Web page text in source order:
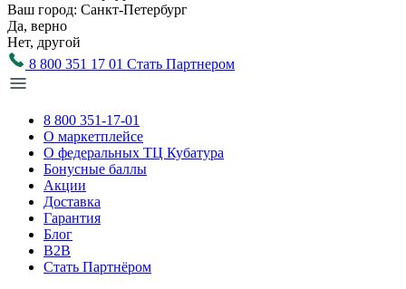
Ваш город: Санкт-Петербург
Да, верно
Нет, другой
8 800 351 17 01 Стать Партнером
8 800 351-17-01
О маркетплейсе
О федеральных ТЦ Кубатура
Бонусные баллы
Акции
Доставка
Гарантия
Блог
B2B
Стать Партнёром